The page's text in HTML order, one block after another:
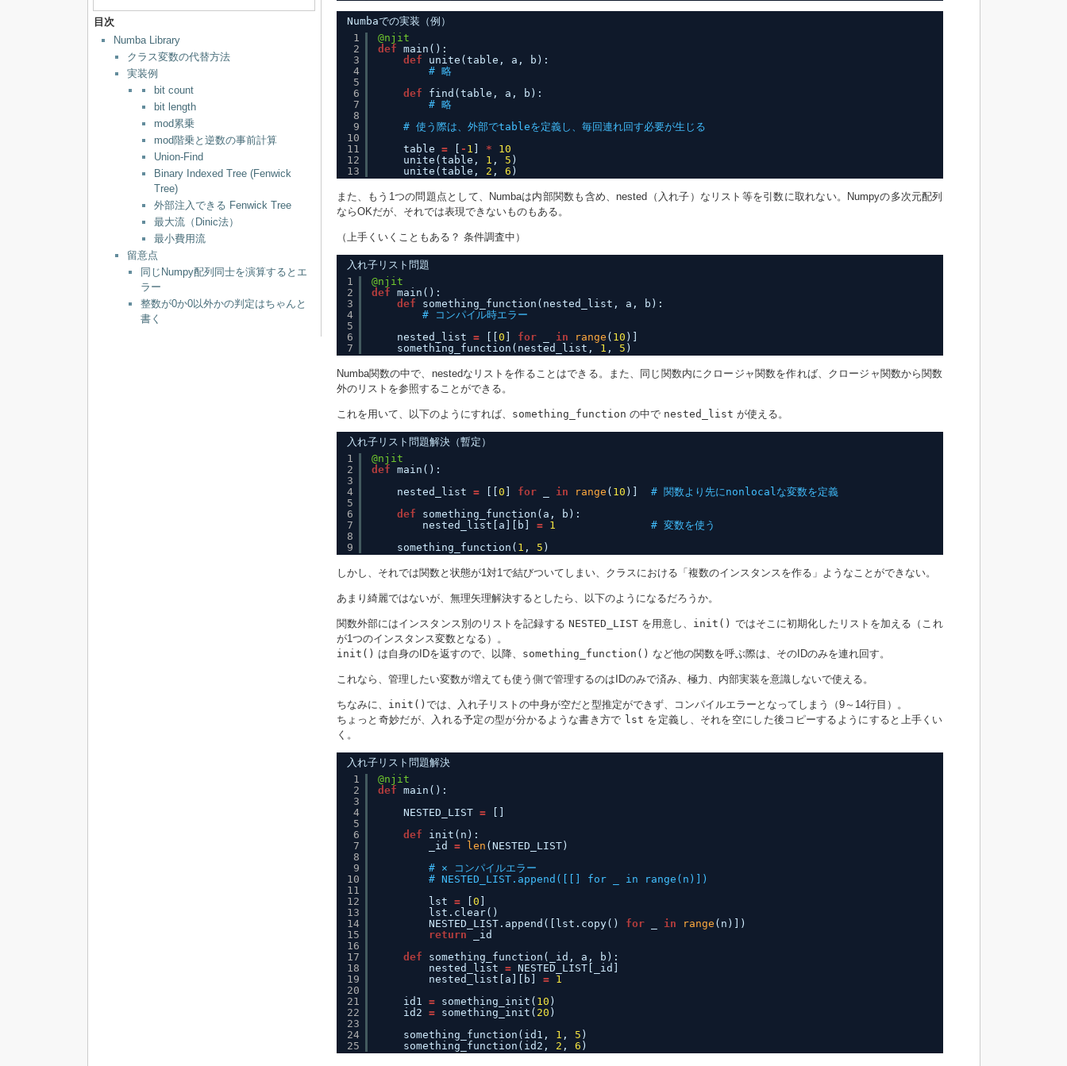
目次
Numba Library
クラス変数の代替方法
実装例
bit count
bit length
mod累乗
mod階乗と逆数の事前計算
Union-Find
Binary Indexed Tree (Fenwick
Tree)
外部注入できる Fenwick Tree
最大流（Dinic法）
最小費用流
留意点
同じNumpy配列同士を演算するとエ
ラー
整数が0か0以外かの判定はちゃんと
書く
Numbaでの実装（例）
1
2
3
4
5
6
7
8
9
10
11
12
13
@njit
def main():
def
unite(table, a, b):
# 略
def
find(table, a, b):
# 略
# 使う際は、外部でtableを定義し、毎回連れ回す必要が生じる
table = [ - 1 ] *
10
unite(table, 1 , 5 )
unite(table, 2 , 6 )
また、もう1つの問題点として、Numbaは内部関数も含め、nested（入れ子）なリスト等を引数に取れない。Numpyの多次元配列
ならOKだが、それでは表現できないものもある。
（上手くいくこともある？ 条件調査中）
入れ子リスト問題
1
2
3
4
5
6
7
@njit
def main():
def
something_function(nested_list, a, b):
# コンパイル時エラー
nested_list = [[0 ] for in range ( 10 )]
something_function(nested_list, 1 , 5 )
Numba関数の中で、nestedなリストを作ることはできる。また、同じ関数内にクロージャ関数を作れば、クロージャ関数から関数
外のリストを参照することができる。
これを用いて、以下のようにすれば、 something_function の中で nested_list が使える。
入れ子リスト問題解決（暫定）
1
2
3
4
5
6
7
8
9
@njit
def main():
nested_list = [[0 ] for in range ( 10 )] # 関数より先にnonlocalな変数を定義
def
something_function(a, b):
nested_list[a][b] = 1
# 変数を使う
something_function( 1 , 5 )
しかし、それでは関数と状態が1対1で結びついてしまい、クラスにおける「複数のインスタンスを作る」ようなことができない。
あまり綺麗ではないが、無理矢理解決するとしたら、以下のようになるだろうか。
関数外部にはインスタンス別のリストを記録する NESTED_LISTを用意し、 init() ではそこに初期化したリストを加える（これ
が1つのインスタンス変数となる）。
init() は自身のIDを返すので、以降、 something_function() など他の関数を呼ぶ際は、そのIDのみを連れ回す。
これなら、管理したい変数が増えても使う側で管理するのはIDのみで済み、極力、内部実装を意識しないで使える。
ちなみに、 init() では、入れ子リストの中身が空だと型推定ができず、コンパイルエラーとなってしまう（9～14行目）。
ちょっと奇妙だが、入れる予定の型が分かるような書き方で lst を定義し、それを空にした後コピーするようにすると上手くい
く。
入れ子リスト問題解決
1
2
3
4
5
6
7
8
9
10
11
12
13
14
15
16
17
18
19
20
21
22
23
24
25
@njit
def main():
NESTED_LIST =
[]
def
init(n):
_id = len (NESTED_LIST)
# × コンパイルエラー
# NESTED_LIST.append([[] for _ in range(n)])
lst = [0 ]
lst.clear()
NESTED_LIST.append([lst.copy() for in range (n)])
return
_id
def
something_function(_id, a, b):
nested_list = NESTED_LIST[_id]
nested_list[a][b] =
1
id1 = something_init( 10 )
id2 = something_init( 20 )
something_function(id1, 1 , 5 )
something_function(id2, 2 , 6 )